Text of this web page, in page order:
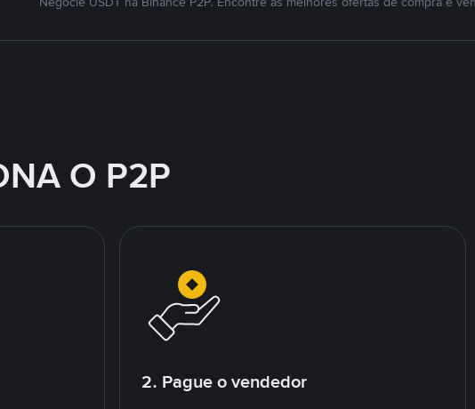
O P2P
2. Pague o vendedor